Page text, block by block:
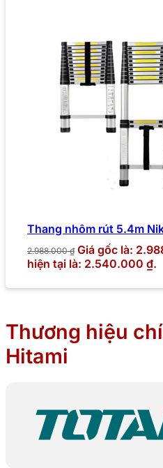
Thang nhôm rút 5.4m
2.988.000₫ Giá gốc là:
hiện tại là: 2.540.000 ₫.
Thương hiệu
Hitami